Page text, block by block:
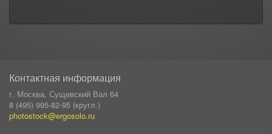
Контактная информация
г. Москва, Сущевский Вал 64
8 (495) 995-82-95 (кругл.)
photostock@ergosolo.ru